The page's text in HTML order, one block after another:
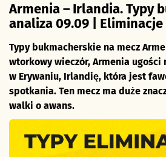
Armenia – Irlandia. Typy
analiza 09.09 | Eliminacje
Typy bukmacherskie na mecz
wtorkowy wieczór, Armenia
w Erywaniu, Irlandię, która jest
spotkania. Ten mecz ma duże
walki o awans.